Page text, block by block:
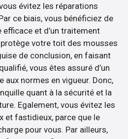
évitez les réparations
ce biais, vous bénéficiez de
efficace et d’un traitement
votre toit des mousses
de conclusion, en faisant
vous êtes assuré d’un
normes en vigueur. Donc,
quant à la sécurité et la
Egalement, vous évitez les
et fastidieux, parce que le
pour vous. Par ailleurs,